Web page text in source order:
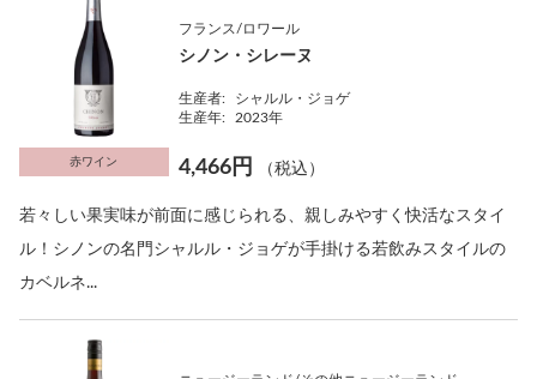
赤ワイン
フランス/ロワール
シノン・シレーヌ
生産者:
シャルル・ジョゲ
生産年:
2023年
4,466円 （税込）
若々しい果実味が前面に感じられる、親しみやすく快活なスタイ
ル！シノンの名門シャルル・ジョゲが手掛ける若飲みスタイルの
カベルネ...